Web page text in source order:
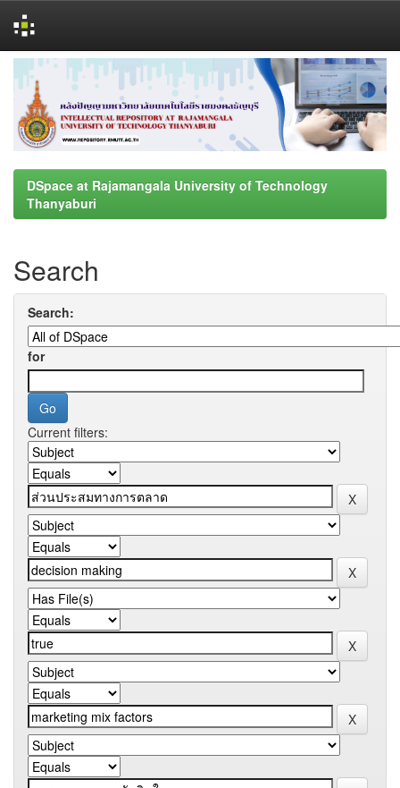
navigation
DSpace at Rajamangala University of Technology
Thanyaburi
Search
Search:
for
Current filters: